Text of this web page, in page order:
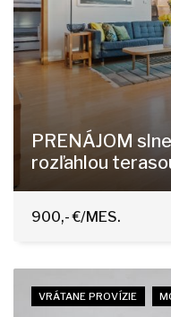
PRENÁJOM
rozľahlou
Čapkova 16,
900,- €/MES.
VRÁTANE PROVÍZIE